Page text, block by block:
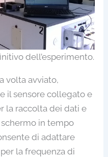
dell’esperimento.
volta avviato,
il sensore collegato e
la raccolta dei dati e
in tempo
di adattare
la frequenza di